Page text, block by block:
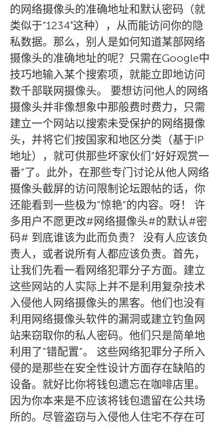
的网络摄像头的准确地址和默认密码（就
类似于”1234″这种），从而能访问你的隐
私数据。那么，别人是如何知道某部网络
摄像头的准确地址的呢？只需在Google中
技巧地输入某个搜索项，就能立即地访问
数千部联网摄像头。 要想访问他人的网络
摄像头并非像想象中那般费时费力，只需
建立一个网站以搜索未受保护的网络摄像
头，并将它们按国家和地区分类（基于IP
地址），就可供那些坏家伙们”好好观赏一
番”了。此外，在那些专门讨论从他人网络
摄像头截屏的访问限制论坛跟帖的话，你
还能看到一些极为”惊艳”的内容。呀！ 许
多用户不愿更改#网络摄像头#的默认#密
码# 到底谁该为此而负责？ 没有人应该负
责人，或者说所有人都应该负责。首先，
让我们先看一看网络犯罪分子方面。建立
这些网站的人实际上并不是利用复杂技术
入侵他人网络摄像头的黑客。他们也没有
利用网络摄像头软件的漏洞或建立钓鱼网
站来窃取你的私人密码。他们只是简单地
利用了”错配置”。 这些网络犯罪分子所入
侵的是那些在安全性设计方面存在缺陷的
设备。就好比你将钱包遗忘在咖啡店里。
因为你本来是不应该将钱包遗留在公共场
所的。尽管盗窃与入侵他人住宅不存在可